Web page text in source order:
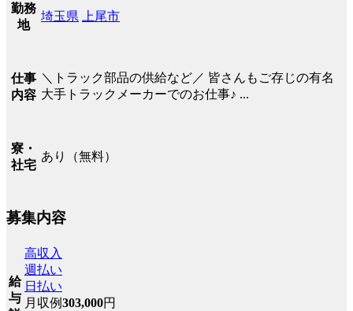
勤務
地
埼玉県 上尾市
仕事
内容
＼トラック部品の供給など／ 皆さんもご存じの有名
大手トラックメーカーでのお仕事♪ ...
寮・
社宅
あり（無料）
募集内容
給
与
高収入
週払い
日払い
月収例303,000円